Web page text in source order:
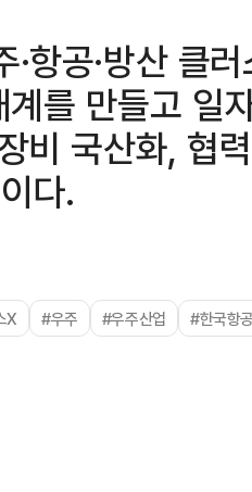
·항공·방산 클
를 만들고 일
비 국산화, 협
다.
X #우주 #우주산업 #한국항